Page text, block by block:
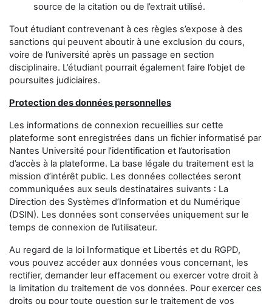
source de la citation ou de l’extrait utilisé.
Tout étudiant contrevenant à ces règles s’expose à des
sanctions qui peuvent aboutir à une exclusion du cours,
voire de l’université après un passage en section
disciplinaire. L’étudiant pourrait également faire l’objet de
poursuites judiciaires.
Protection des données personnelles
Les informations de connexion recueillies sur cette
plateforme sont enregistrées dans un fichier informatisé par
Nantes Université pour l’identification et l’autorisation
d’accès à la plateforme. La base légale du traitement est la
mission d’intérêt public. Les données collectées seront
communiquées aux seuls destinataires suivants : La
Direction des Systèmes d’Information et du Numérique
(DSIN). Les données sont conservées uniquement sur le
temps de connexion de l’utilisateur.
Au regard de la loi Informatique et Libertés et du RGPD,
vous pouvez accéder aux données vous concernant, les
rectifier, demander leur effacement ou exercer votre droit à
la limitation du traitement de vos données. Pour exercer ces
droits ou pour toute question sur le traitement de vos